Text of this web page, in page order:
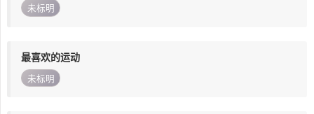
未标明
最喜欢的运动
未标明